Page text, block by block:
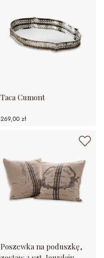
Taca Cumont
269,00 zł
Poszewka na poduszkę,